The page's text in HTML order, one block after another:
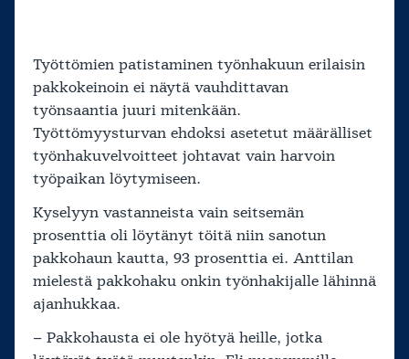
Työttömien patistaminen työnhakuun erilaisin
pakkokeinoin ei näytä vauhdittavan
työnsaantia juuri mitenkään.
Työttömyysturvan ehdoksi asetetut määrälliset
työnhakuvelvoitteet johtavat vain harvoin
työpaikan löytymiseen.
Kyselyyn vastanneista vain seitsemän
prosenttia oli löytänyt töitä niin sanotun
pakkohaun kautta, 93 prosenttia ei. Anttilan
mielestä pakkohaku onkin työnhakijalle lähinnä
ajanhukkaa.
– Pakkohausta ei ole hyötyä heille, jotka